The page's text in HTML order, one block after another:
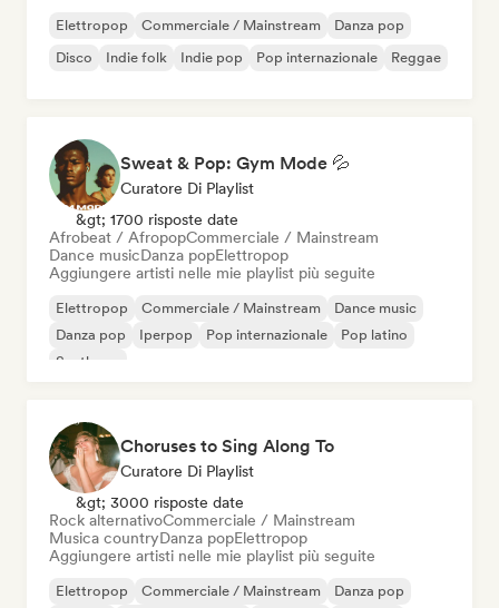
Elettropop Commerciale / Mainstream
Danza pop
Disco
Indie folk Indie pop Pop internazionale Reggae
Sweat & Pop: Gym Mode 💦
Curatore Di Playlist
&gt; 1700 risposte date
Afrobeat / AfropopCommerciale / Mainstream
Dance musicDanza popElettropop
Aggiungere artisti nelle mie playlist più seguite
Elettropop Commerciale / Mainstream
Dance music
Danza pop
Iperpop Pop internazionale
Pop latino
Synthpop
Choruses to Sing Along To
Curatore Di Playlist
&gt; 3000 risposte date
Rock alternativoCommerciale / Mainstream
Musica countryDanza popElettropop
Aggiungere artisti nelle mie playlist più seguite
Elettropop Commerciale / Mainstream
Danza pop